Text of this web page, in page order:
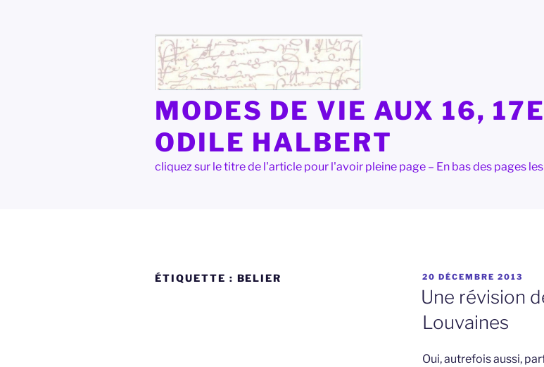
MODES DE VIE AUX 16,
ODILE HALBERT
cliquez sur le titre de l'article pour l'avoir pleine page – En bas des pages
ÉTIQUETTE : BELIER
PUBLIÉ
LE
20 DÉCEMBRE 2013
Une révision
Louvaines
Oui, autrefois aussi,